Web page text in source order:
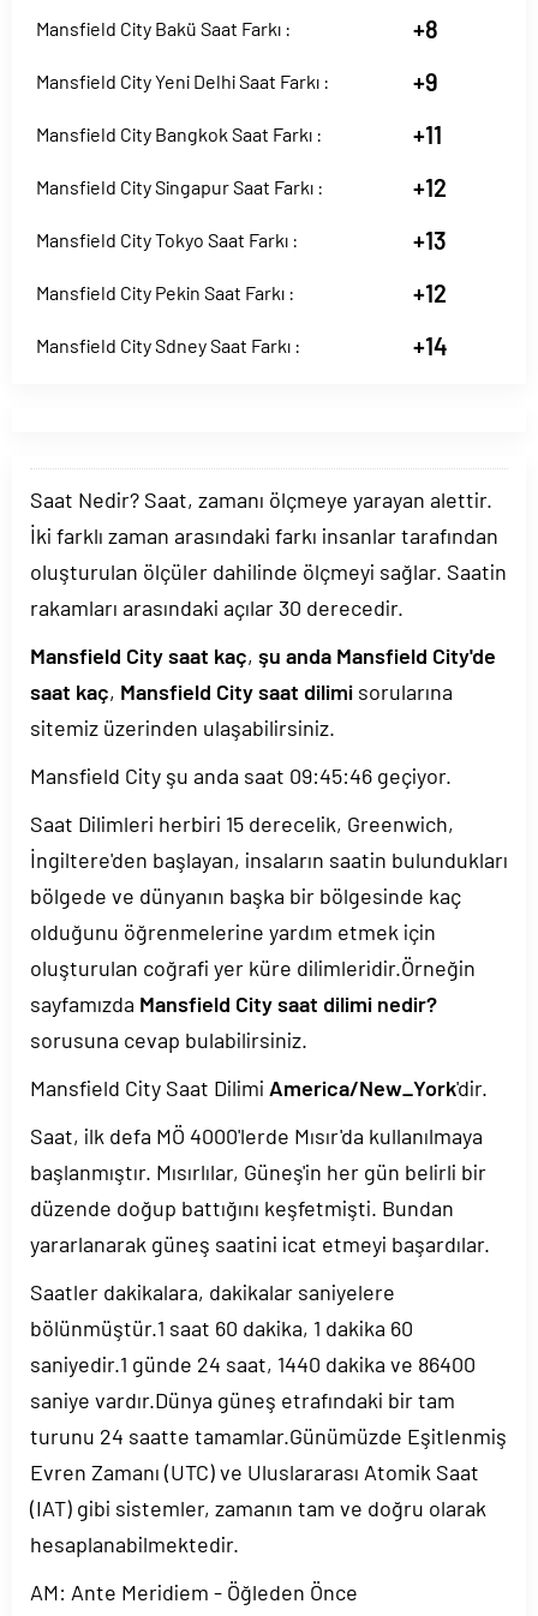
Mansfield City Bakü Saat Farkı : +8
Mansfield City Yeni Delhi Saat Farkı : +9
Mansfield City Bangkok Saat Farkı : +11
Mansfield City Singapur Saat Farkı : +12
Mansfield City Tokyo Saat Farkı : +13
Mansfield City Pekin Saat Farkı : +12
Mansfield City Sdney Saat Farkı : +14
Saat Nedir? Saat, zamanı ölçmeye yarayan alettir.
İki farklı zaman arasındaki farkı insanlar tarafından
oluşturulan ölçüler dahilinde ölçmeyi sağlar. Saatin
rakamları arasındaki açılar 30 derecedir.
Mansfield City saat kaç, şu anda Mansfield City'de
saat kaç, Mansfield City saat dilimi sorularına
sitemiz üzerinden ulaşabilirsiniz.
Mansfield City şu anda saat 09:45:46 geçiyor.
Saat Dilimleri herbiri 15 derecelik, Greenwich,
İngiltere'den başlayan, insaların saatin bulundukları
bölgede ve dünyanın başka bir bölgesinde kaç
olduğunu öğrenmelerine yardım etmek için
oluşturulan coğrafi yer küre dilimleridir.Örneğin
sayfamızda Mansfield City saat dilimi nedir?
sorusuna cevap bulabilirsiniz.
Mansfield City Saat Dilimi America/New_York'dir.
Saat, ilk defa MÖ 4000'lerde Mısır'da kullanılmaya
başlanmıştır. Mısırlılar, Güneş'in her gün belirli bir
düzende doğup battığını keşfetmişti. Bundan
yararlanarak güneş saatini icat etmeyi başardılar.
Saatler dakikalara, dakikalar saniyelere
bölünmüştür.1 saat 60 dakika, 1 dakika 60
saniyedir.1 günde 24 saat, 1440 dakika ve 86400
saniye vardır.Dünya güneş etrafındaki bir tam
turunu 24 saatte tamamlar.Günümüzde Eşitlenmiş
Evren Zamanı (UTC) ve Uluslararası Atomik Saat
(IAT) gibi sistemler, zamanın tam ve doğru olarak
hesaplanabilmektedir.
AM: Ante Meridiem - Öğleden Önce